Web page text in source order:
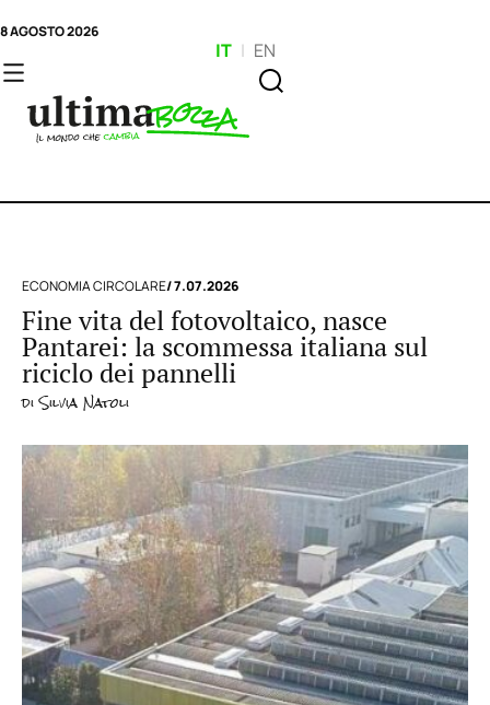
8 AGOSTO 2026
IT | EN
ECONOMIA CIRCOLARE/ 7.07.2026
Fine vita del fotovoltaico, nasce
Pantarei: la scommessa italiana sul
riciclo dei pannelli
diSilvia Natoli